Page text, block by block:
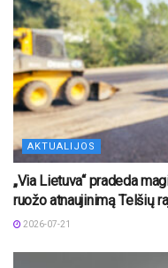
AKTUALIJOS
„Via Lietuva“ pradeda
ruožo atnaujinimą Telšių
2026-07-21